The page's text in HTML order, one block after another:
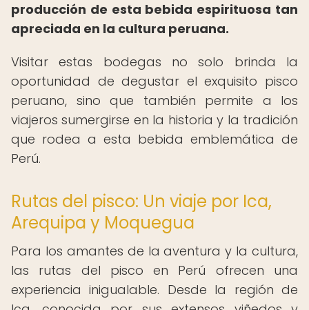
producción de esta bebida espirituosa tan
apreciada en la cultura peruana.
Visitar estas bodegas no solo brinda la
oportunidad de degustar el exquisito pisco
peruano, sino que también permite a los
viajeros sumergirse en la historia y la tradición
que rodea a esta bebida emblemática de
Perú.
Rutas del pisco: Un viaje por Ica,
Arequipa y Moquegua
Para los amantes de la aventura y la cultura,
las rutas del pisco en Perú ofrecen una
experiencia inigualable. Desde la región de